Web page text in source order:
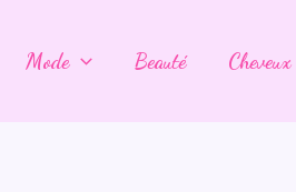
Mode Beauté Cheveux